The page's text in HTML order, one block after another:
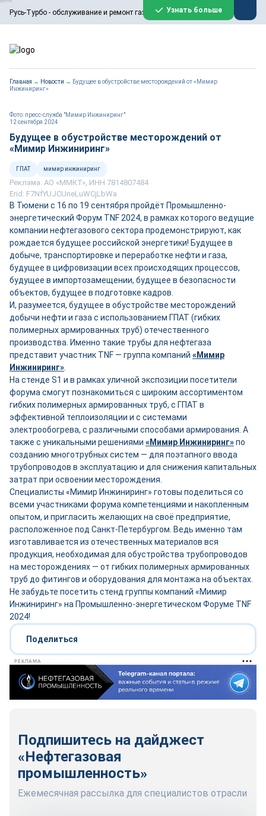
Русь-Турбо - обслуживание и ремонт газовых паровых турбин
ООО «Русь-Турбо» занимается сервисом газовых и паровых
турбин, комплексным ремонтом, восстановлением,
техническим обслуживанием оборудования ТЭС,
работают на нефтегазовых, нефтехимических,
металлургических и других предприятиях.
Реклама. ООО «Русь-Турбо», ИНН 7802588950
erid: F7NfYUJCUneVdwPs4znf
Узнать больше
Главная → Новости → Будущее в обустройстве месторождений от «Мимир
Инжиниринг»
12 сентября 2024
Фото: пресс-служба "Мимир Инжиниринг"
Будущее в обустройстве месторождений от
«Мимир Инжиниринг»
ГПАТ мимир инжиниринг
Реклама. АО «ММКТ», ИНН 7814807484
Erid: F7NfYUJCUneLuWCjLbWa
В Тюмени с 16 по 19 сентября пройдёт Промышленно-
энергетический Форум TNF 2024, в рамках которого ведущие
компании нефтегазового сектора продемонстрируют, как
рождается будущее российской энергетики! Будущее в
добыче, транспортировке и переработке нефти и газа,
будущее в цифровизации всех происходящих процессов,
будущее в импортозамещении, будущее в безопасности
объектов, будущее в подготовке кадров.
И, разумеется, будущее в обустройстве месторождений
добычи нефти и газа с использованием ГПАТ (гибких
полимерных армированных труб) отечественного
производства. Именно такие трубы для нефтегаза
представит участник TNF — группа компаний «Мимир
Инжиниринг»
На стенде S1 и в рамках уличной экспозиции посетители
форума смогут познакомиться с широким ассортиментом
гибких полимерных армированных труб, с ГПАТ в
эффективной теплоизоляции и с системами
электрообогрева, с различными способами армирования. А
также с уникальными решениями «Мимир Инжиниринг»по
созданию многотрубных систем — для поэтапного ввода
трубопроводов в эксплуатацию и для снижения капитальных
затрат при освоении месторождения.
Специалисты «Мимир Инжиниринг» готовы поделиться со
всеми участниками форума компетенциями и накопленным
опытом, и пригласить желающих на своё предприятие,
расположенное под Санкт-Петербургом. Ведь именно там
изготавливается из отечественных материалов вся
продукция, необходимая для обустройства трубопроводов
на месторождениях — от гибких полимерных армированных
труб до фитингов и оборудования для монтажа на объектах.
Не забудьте посетить стенд группы компаний «Мимир
Инжиниринг» на Промышленно-энергетическом Форуме TNF
2024!
Поделиться
РЕКЛАМА
Подпишитесь на дайджест
«Нефтегазовая
промышленность»
Ежемесячная рассылка для специалистов отрасли